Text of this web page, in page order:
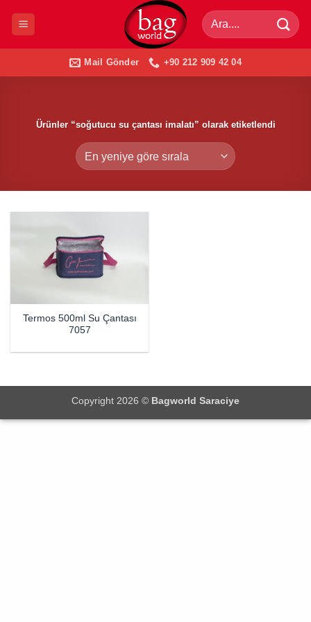
Ara:
Mail Gönder +90 212 909 42 04
Ürünler “soğutucu su çantası imalatı” olarak etiketlendi
Termos 500ml Su Çantası
7057
Copyright 2026 © Bagworld Saraciye